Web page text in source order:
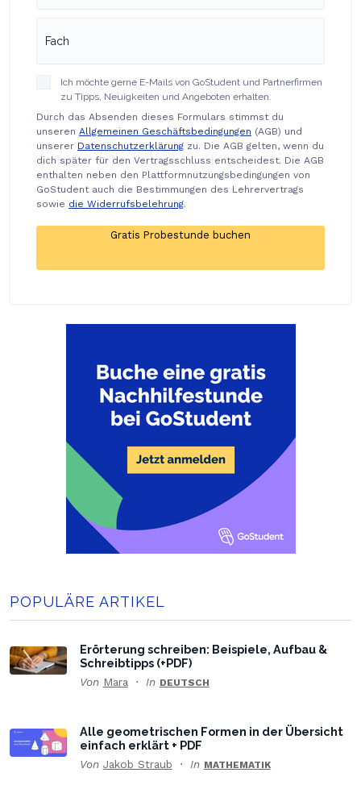
Ich möchte gerne E-Mails von GoStudent und Partnerfirmen
zu Tipps, Neuigkeiten und Angeboten erhalten.
Durch das Absenden dieses Formulars stimmst du
unseren Allgemeinen Geschäftsbedingungen (AGB) und
unserer Datenschutzerklärung zu. Die AGB gelten, wenn du
dich später für den Vertragsschluss entscheidest. Die AGB
enthalten neben den Plattformnutzungsbedingungen von
GoStudent auch die Bestimmungen des Lehrervertrags
sowie die Widerrufsbelehrung.
POPULÄRE ARTIKEL
Erörterung schreiben: Beispiele, Aufbau &
Schreibtipps (+PDF)
Von Mara In DEUTSCH
Alle geometrischen Formen in der Übersicht
einfach erklärt + PDF
Von Jakob Straub In MATHEMATIK